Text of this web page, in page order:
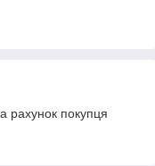
рахунок покупця